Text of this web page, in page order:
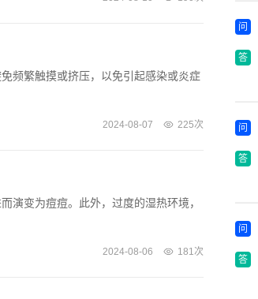
频繁触摸或挤压，以免引起感染或炎症
2024-08-07 225次
演变为痘痘。此外，过度的湿热环境，
2024-08-06 181次